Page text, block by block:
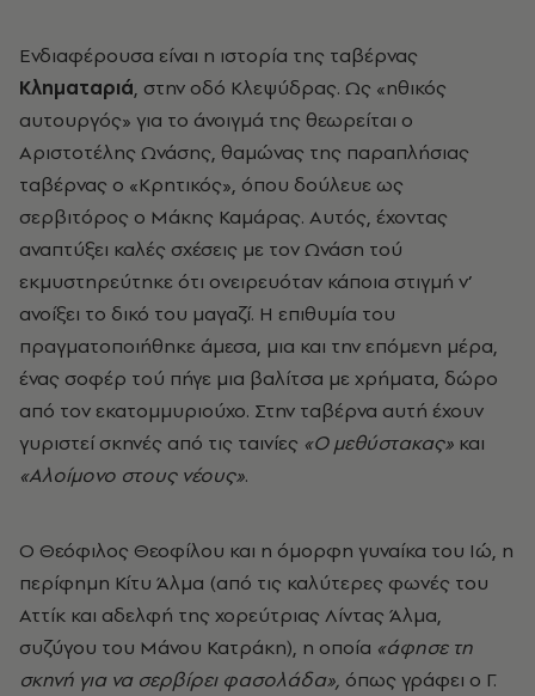
Ενδιαφέρουσα είναι η ιστορία της ταβέρνας
Κληματαριά, στην οδό Κλεψύδρας. Ως «ηθικός
αυτουργός» για το άνοιγμά της θεωρείται ο
Αριστοτέλης Ωνάσης, θαμώνας της παραπλήσιας
ταβέρνας ο «Κρητικός», όπου δούλευε ως
σερβιτόρος ο Μάκης Καμάρας. Αυτός, έχοντας
αναπτύξει καλές σχέσεις με τον Ωνάση τού
εκμυστηρεύτηκε ότι ονειρευόταν κάποια στιγμή ν’
ανοίξει το δικό του μαγαζί. Η επιθυμία του
πραγματοποιήθηκε άμεσα, μια και την επόμενη μέρα,
ένας σοφέρ τού πήγε μια βαλίτσα με χρήματα, δώρο
από τον εκατομμυριούχο. Στην ταβέρνα αυτή έχουν
γυριστεί σκηνές από τις ταινίες «Ο μεθύστακας» και
«Αλοίμονο στους νέους».
Ο Θεόφιλος Θεοφίλου και η όμορφη γυναίκα του Ιώ, η
περίφημη Κίτυ Άλμα (από τις καλύτερες φωνές του
Αττίκ και αδελφή της χορεύτριας Λίντας Άλμα,
συζύγου του Μάνου Κατράκη), η οποία «άφησε τη
σκηνή για να σερβίρει φασολάδα», όπως γράφει ο Γ.